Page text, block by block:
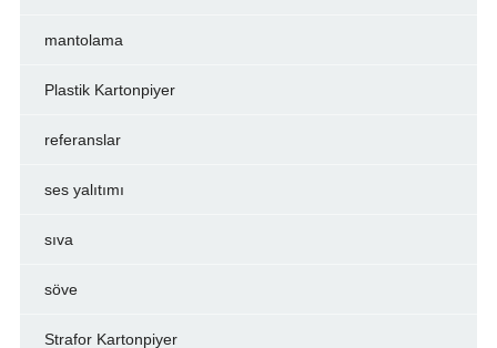
mantolama
Plastik Kartonpiyer
referanslar
ses yalıtımı
sıva
söve
Strafor Kartonpiyer